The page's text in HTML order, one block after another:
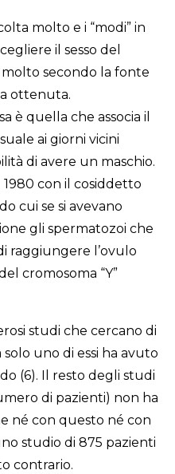
molto e i “modi” in
il sesso del
secondo la fonte
ottenuta.
è quella che associa il
ai giorni vicini
di avere un maschio.
con il cosiddetto
cui se si avevano
gli spermatozoi che
raggiungere l’ovulo
cromosoma “Y”
studi che cercano di
uno di essi ha avuto
(6). Il resto degli studi
di pazienti) non ha
né con questo né con
studio di 875 pazienti
contrario.